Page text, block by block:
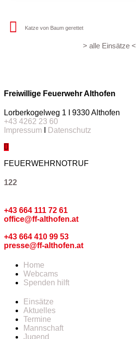
Katze von Baum gerettet
> alle Einsätze <
Freiwillige Feuerwehr Althofen
Lorberkogelweg 1 I 9330 Althofen
+43 4262 23 60
Impressum
Datenschutz
FEUERWEHRNOTRUF
122
+43 664 111 72 61
office@ff-althofen.at
+43 664 410 99 53
presse@ff-althofen.at
Home
Webcams
Spenden hilft
Einsätze
Aktuelles
Termine
Mannschaft
Jugend